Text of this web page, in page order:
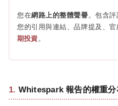
您在網路上的整體聲譽。包含
您的引用與連結、品牌提及、
期投資。
Whitespark 報告的權重分